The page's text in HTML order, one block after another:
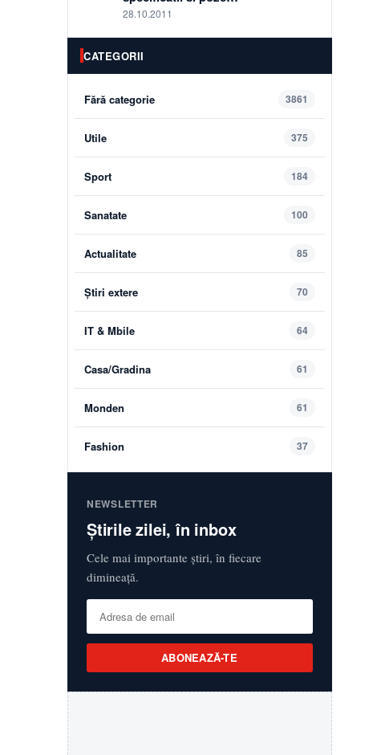
28.10.2011
CATEGORII
Fără categorie 3861
Utile 375
Sport 184
Sanatate 100
Actualitate 85
Știri extere 70
IT & Mbile 64
Casa/Gradina 61
Monden 61
Fashion 37
NEWSLETTER
Știrile zilei, în inbox
Cele mai importante știri, în fiecare
dimineață.
ABONEAZĂ-TE